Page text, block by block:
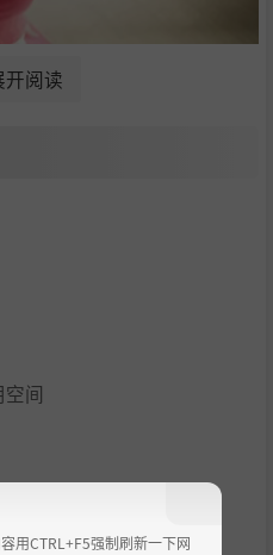
”——CBA御用“蕞红啦啦
开阅读
空间
用CTRL+F5强制刷新一下网